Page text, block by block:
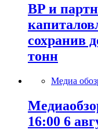
BP и
сохранив
тонн
Медиа
16:00 6